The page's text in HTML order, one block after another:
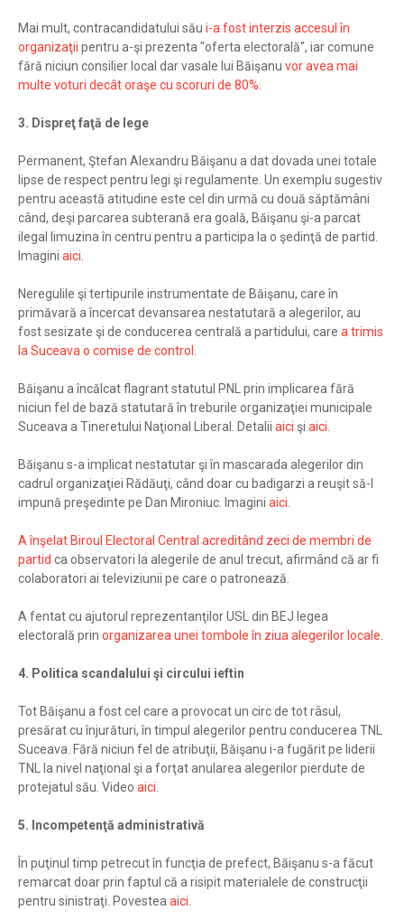
Mai mult, contracandidatului său i-a fost interzis accesul în
organizaţii pentru a-şi prezenta "oferta electorală", iar comune
fără niciun consilier local dar vasale lui Băişanu vor avea mai
multe voturi decât oraşe cu scoruri de 80%.
3. Dispreţ faţă de lege
Permanent, Ştefan Alexandru Băişanu a dat dovada unei totale
lipse de respect pentru legi şi regulamente. Un exemplu sugestiv
pentru această atitudine este cel din urmă cu două săptămâni
când, deşi parcarea subterană era goală, Băişanu şi-a parcat
ilegal limuzina în centru pentru a participa la o şedinţă de partid.
Imagini aici.
Neregulile şi tertipurile instrumentate de Băişanu, care în
primăvară a încercat devansarea nestatutară a alegerilor, au
fost sesizate şi de conducerea centrală a partidului, care a trimis
la Suceava o comise de control .
Băişanu a încălcat flagrant statutul PNL prin implicarea fără
niciun fel de bază statutară în treburile organizaţiei municipale
Suceava a Tineretului Naţional Liberal. Detalii aici şi aici.
Băişanu s-a implicat nestatutar şi în mascarada alegerilor din
cadrul organizaţiei Rădăuţi, când doar cu badigarzi a reuşit să-l
impună preşedinte pe Dan Mironiuc. Imagini aici.
A înşelat Biroul Electoral Central acreditând zeci de membri de
partid ca observatori la alegerile de anul trecut, afirmând că ar fi
colaboratori ai televiziunii pe care o patronează.
A fentat cu ajutorul reprezentanţilor USL din BEJ legea
electorală prin organizarea unei tombole în ziua alegerilor locale.
4. Politica scandalului şi circului ieftin
Tot Băişanu a fost cel care a provocat un circ de tot râsul,
presărat cu înjurături, în timpul alegerilor pentru conducerea TNL
Suceava. Fără niciun fel de atribuţii, Băişanu i-a fugărit pe liderii
TNL la nivel naţional şi a forţat anularea alegerilor pierdute de
protejatul său. Video aici.
5. Incompetenţă administrativă
În puţinul timp petrecut în funcţia de prefect, Băişanu s-a făcut
remarcat doar prin faptul că a risipit materialele de construcţii
pentru sinistraţi. Povesteaaici.